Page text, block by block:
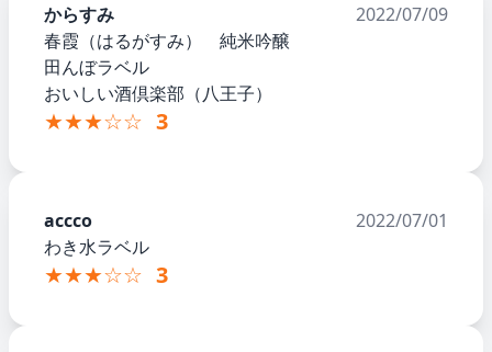
からすみ
2022/07/09
春霞（はるがすみ） 純米吟醸
田んぼラベル
おいしい酒倶楽部（八王子）
★★★☆☆ 3
accco
2022/07/01
わき水ラベル
★★★☆☆ 3